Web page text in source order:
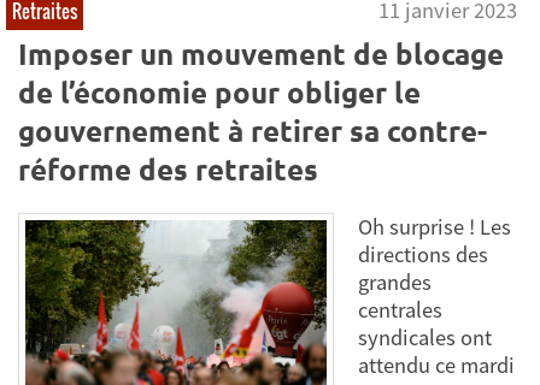
Retraites 11 janvier 2023
Imposer un mouvement de blocage
de l’économie pour obliger le
gouvernement à retirer sa contre-
réforme des retraites
Oh surprise ! Les
directions des
grandes
centrales
syndicales ont
attendu ce mardi